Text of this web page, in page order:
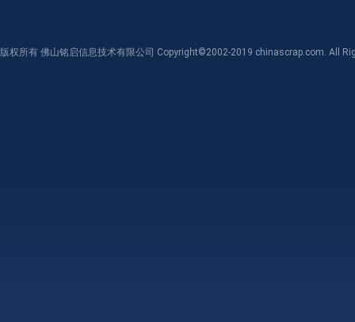
版权所有 佛山铭启信息技术有限公司 Copyright©2002-2019 chinascrap.com. All